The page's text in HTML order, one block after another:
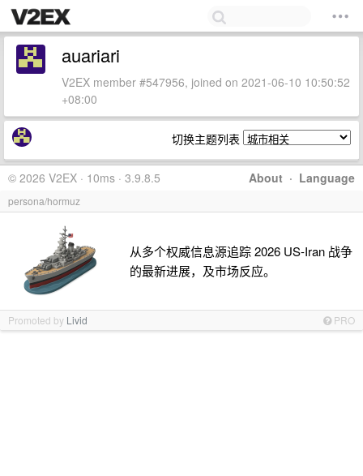
auariari
V2EX member #547956, joined on 2021-06-10 10:50:52
+08:00
切换主题列表
About · Language
© 2026 V2EX · 10ms · 3.9.8.5
persona/hormuz
从多个权威信息源追踪 2026 US-Iran 战争
的最新进展，及市场反应。
Promoted by Livid PRO